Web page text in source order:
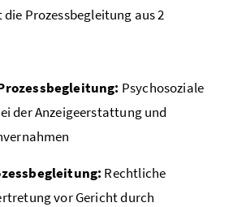
Prozessbegleitung aus 2
Psychosoziale
der Anzeigeerstattung und
Rechtliche
vor Gericht durch